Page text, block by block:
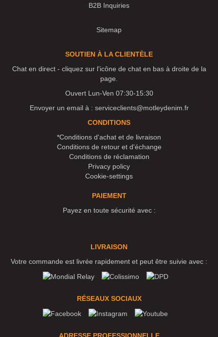
B2B Inquiries
Sitemap
SOUTIEN À LA CLIENTÈLE
Chat en direct - cliquez sur l'icône de chat en bas à droite de la
page.
Ouvert Lun-Ven 07:30-15:30
Envoyer un email à : serviceclients@motleydenim.fr
CONDITIONS
*Conditions d'achat et de livraison
Conditions de retour et d'échange
Conditions de réclamation
Privacy policy
Cookie-settings
PAIEMENT
Payez en toute sécurité avec :
LIVRAISON
Votre commande est livrée rapidement et peut être suivie avec :
RÉSEAUX SOCIAUX